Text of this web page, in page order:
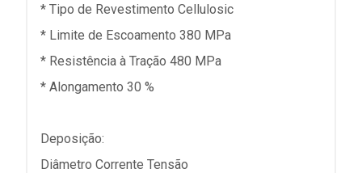
* Tipo de Revestimento Cellulosic
* Limite de Escoamento 380 MPa
* Resistência à Tração 480 MPa
* Alongamento 30 %
Deposição:
Diâmetro Corrente Tensão